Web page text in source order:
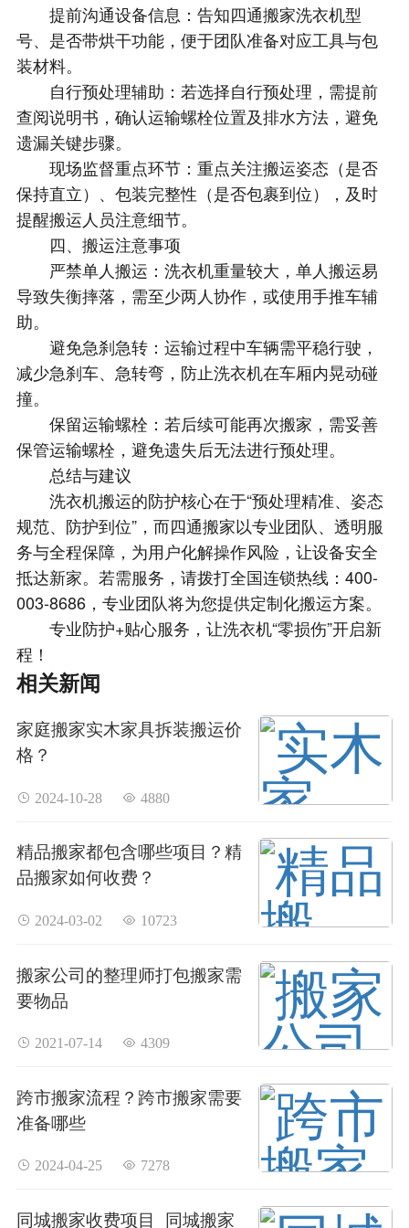
提前沟通设备信息：告知四通搬家洗衣机型
号、是否带烘干功能，便于团队准备对应工具与包
装材料。
自行预处理辅助：若选择自行预处理，需提前
查阅说明书，确认运输螺栓位置及排水方法，避免
遗漏关键步骤。
现场监督重点环节：重点关注搬运姿态（是否
保持直立）、包装完整性（是否包裹到位），及时
提醒搬运人员注意细节。
四、搬运注意事项
严禁单人搬运：洗衣机重量较大，单人搬运易
导致失衡摔落，需至少两人协作，或使用手推车辅
助。
避免急刹急转：运输过程中车辆需平稳行驶，
减少急刹车、急转弯，防止洗衣机在车厢内晃动碰
撞。
保留运输螺栓：若后续可能再次搬家，需妥善
保管运输螺栓，避免遗失后无法进行预处理。
总结与建议
洗衣机搬运的防护核心在于“预处理精准、姿态
规范、防护到位”，而四通搬家以专业团队、透明服
务与全程保障，为用户化解操作风险，让设备安全
抵达新家。若需服务，请拨打全国连锁热线：400-
003-8686，专业团队将为您提供定制化搬运方案。
专业防护+贴心服务，让洗衣机“零损伤”开启新
程！
相关新闻
家庭搬家实木家具拆装搬运价
格？
 2024-10-28  4880
精品搬家都包含哪些项目？精
品搬家如何收费？
 2024-03-02  10723
搬家公司的整理师打包搬家需
要物品
 2021-07-14  4309
跨市搬家流程？跨市搬家需要
准备哪些
 2024-04-25  7278
同城搬家收费项目_同城搬家